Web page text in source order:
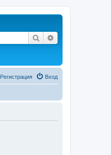
Поиск
Вход
Регистрация